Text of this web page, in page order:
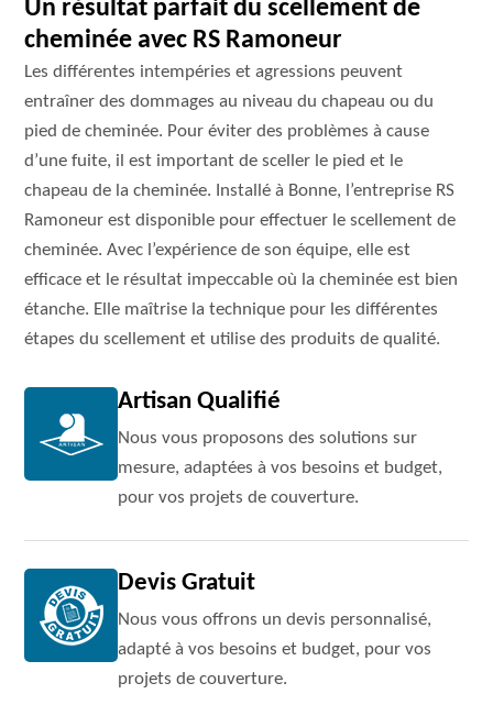
Un résultat parfait du scellement de
cheminée avec RS Ramoneur
Les différentes intempéries et agressions peuvent
entraîner des dommages au niveau du chapeau ou du
pied de cheminée. Pour éviter des problèmes à cause
d’une fuite, il est important de sceller le pied et le
chapeau de la cheminée. Installé à Bonne, l’entreprise RS
Ramoneur est disponible pour effectuer le scellement de
cheminée. Avec l’expérience de son équipe, elle est
efficace et le résultat impeccable où la cheminée est bien
étanche. Elle maîtrise la technique pour les différentes
étapes du scellement et utilise des produits de qualité.
Artisan Qualifié
Nous vous proposons des solutions sur
mesure, adaptées à vos besoins et budget,
pour vos projets de couverture.
Devis Gratuit
Nous vous offrons un devis personnalisé,
adapté à vos besoins et budget, pour vos
projets de couverture.